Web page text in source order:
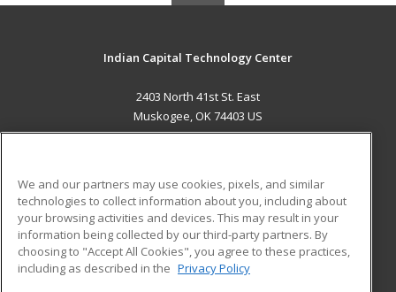
Indian Capital Technology Center
2403 North 41st St. East
Muskogee, OK 74403 US
ADDITIONAL RESOURCES
Military
Financial Assistance
Help
Student Blog
We and our partners may use cookies, pixels, and similar
technologies to collect information about you, including about
your browsing activities and devices. This may result in your
information being collected by our third-party partners. By
choosing to "Accept All Cookies", you agree to these practices,
including as described in the Privacy Policy